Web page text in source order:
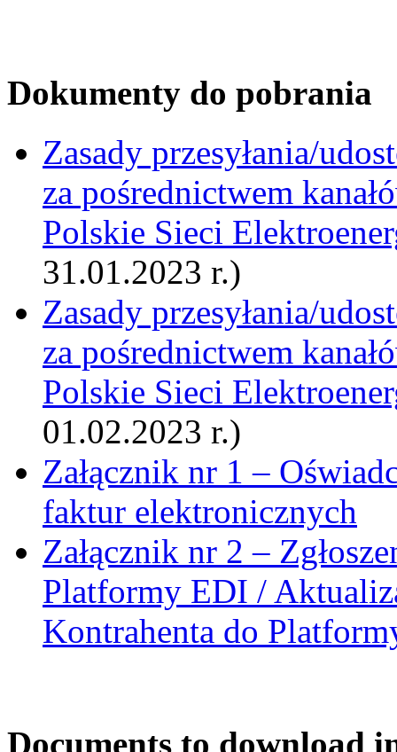
Dokumenty do pobrania
Zasady przesyłania/
za pośrednictwem
Polskie Sieci
31.01.2023 r.)
Zasady przesyłania/
za pośrednictwem
Polskie Sieci
01.02.2023 r.)
Załącznik nr 1 –
faktur elektronicznych
Załącznik nr 2 –
Platformy EDI /
Kontrahenta do
Documents to download